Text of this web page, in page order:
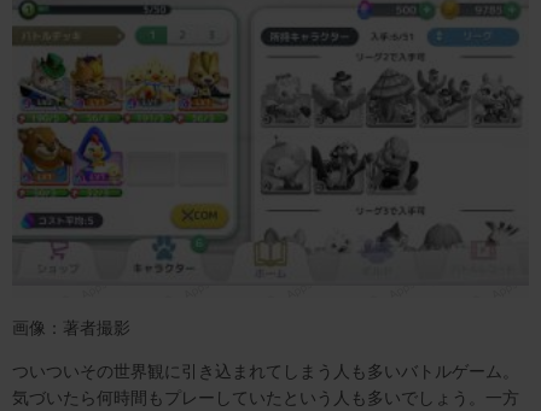
画像：著者撮影
ついついその世界観に引き込まれてしまう人も多いバトルゲーム。
気づいたら何時間もプレーしていたという人も多いでしょう。一方